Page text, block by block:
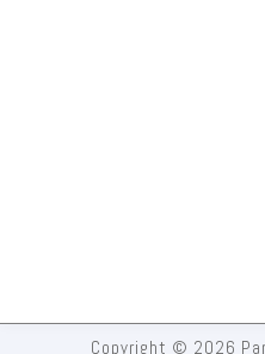
Copyright © 2026